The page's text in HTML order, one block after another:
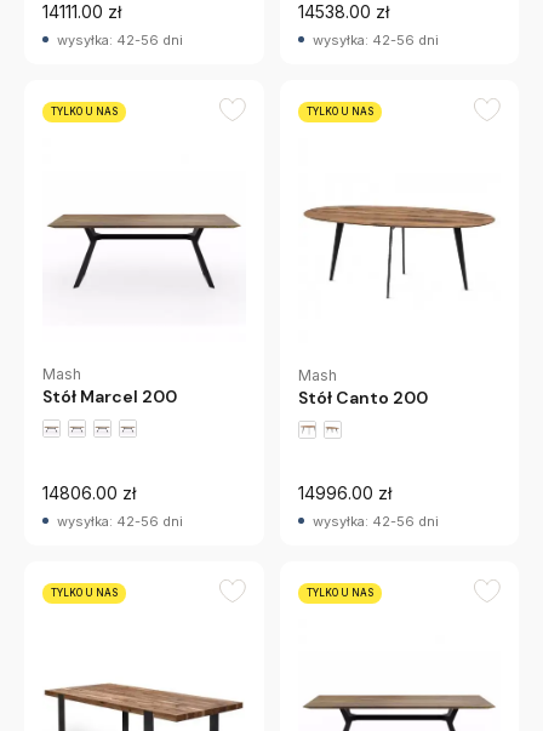
14111.00 zł
wysyłka: 42-56 dni
14538.00 zł
wysyłka: 42-56 dni
TYLKO U NAS
Mash
Stół Marcel 200
14806.00 zł
wysyłka: 42-56 dni
TYLKO U NAS
Mash
Stół Canto 200
14996.00 zł
wysyłka: 42-56 dni
TYLKO U NAS TYLKO U NAS